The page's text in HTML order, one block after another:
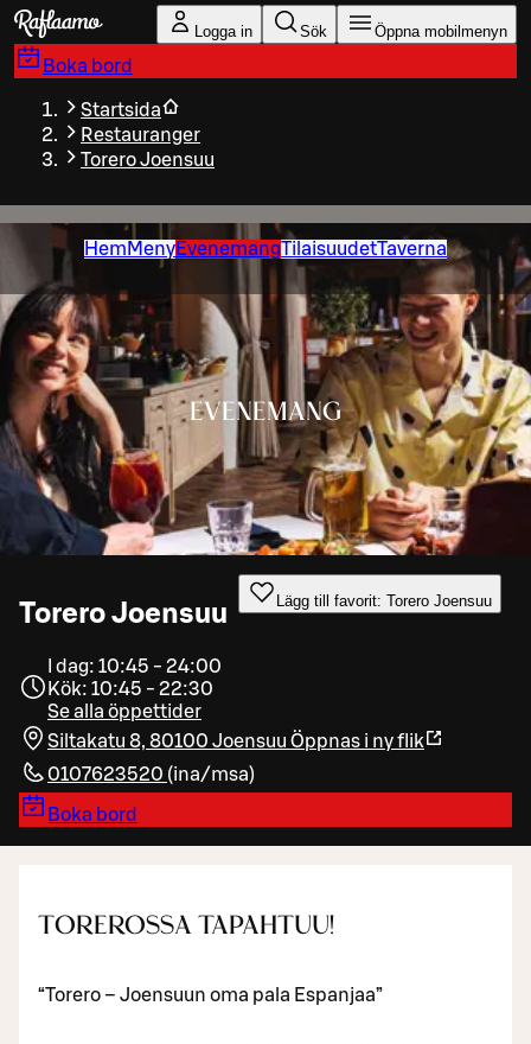
Gå till huvudinnehållet
Logga in Sök Öppna mobilmenyn
Boka bord
Startsida
Restauranger
Torero Joensuu
Hem MenyEvenemangTilaisuudetTaverna
EVENEMANG
Torero Joensuu Lägg till favorit: Torero Joensuu
I dag: 10:45 - 24:00
Kök: 10:45 - 22:30
Se alla öppettider
Siltakatu 8, 80100 Joensuu Öppnas i ny flik
0107623520 (ina/msa)
Boka bord
TOREROSSA TAPAHTUU!
“Torero – Joensuun oma pala Espanjaa”